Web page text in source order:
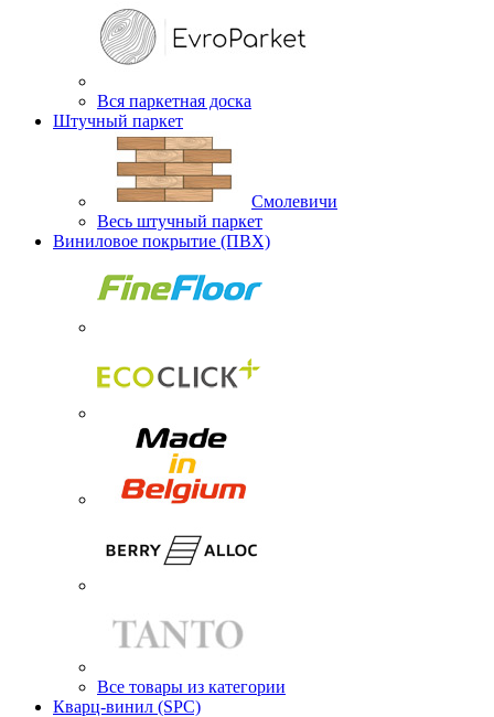
Вся паркетная доска
Штучный паркет
Смолевичи
Весь штучный паркет
Виниловое покрытие (ПВХ)
Все товары из категории
Кварц-винил (SPC)